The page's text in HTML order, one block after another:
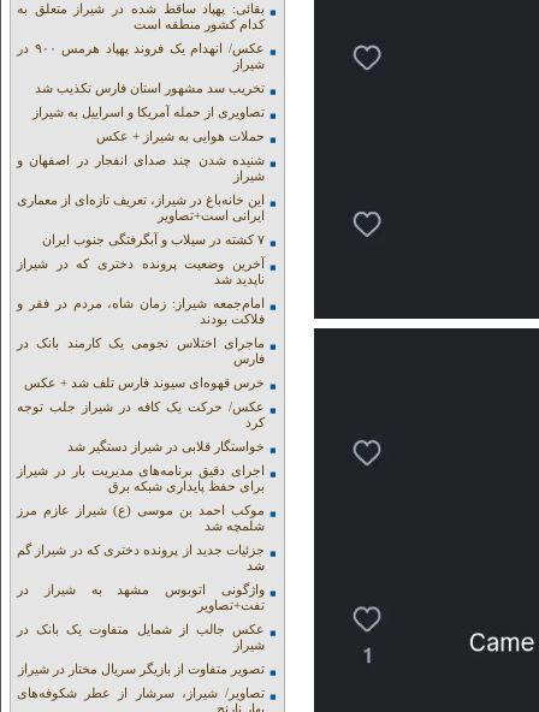
بقائی: پهپاد ساقط شده در شیراز متعلق به
کدام کشور منطقه است
عکس/ انهدام یک فروند پهپاد هرمس ۹۰۰ در
شیراز
تخریب سد مشهور استان فارس تکذیب شد
تصاویری از حمله آمریکا و اسراییل به شیراز
حملات هوایی به شیراز + عکس
شنیده شدن چند صدای انفجار در اصفهان و
شیراز
این خانه‌باغ در شیراز، تعریف تازه‌ای از معماری
ایرانی است+تصاویر
۷ کشته در سیلاب و آبگرفتگی جنوب ایران
آخرین وضعیت پرونده دختری که در شیراز
ناپدید شد
امام‌جمعه شیراز: زمان شاه، مردم در فقر و
فلاکت بودند
ماجرای اختلاس نجومی یک کارمند بانک در
فارس
خرس قهوه‌ای سیوند فارس تلف شد + عکس
عکس/ حرکت یک کافه در شیراز جلب توجه
کرد
خواستگار قلابی در شیراز دستگیر شد
اجرای دقیق برنامه‌های مدیریت بار در شیراز
برای حفظ پایداری شبکه برق
موکب احمد بن موسی (ع) شیراز عازم مرز
شلمچه شد
جزئیات جدید از پرونده دختری که در شیراز گم
شد
واژگونی اتوبوس مشهد به شیراز در
تفت+تصاویر
عکس جالب از شمایل متفاوت یک بانک در
شیراز
تصویر متفاوت از بازیگر سریال مختار در شیراز
تصاویر/ شیراز، سرشار از عطر شکوفه‌های
بهار نارنج